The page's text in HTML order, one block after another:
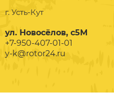
г. Усть-Кут
ул. Новосёлов, с5М
+7-950-407-01-01
y-k@rotor24.ru